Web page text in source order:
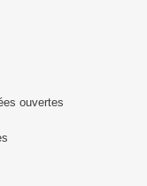
ouvertes